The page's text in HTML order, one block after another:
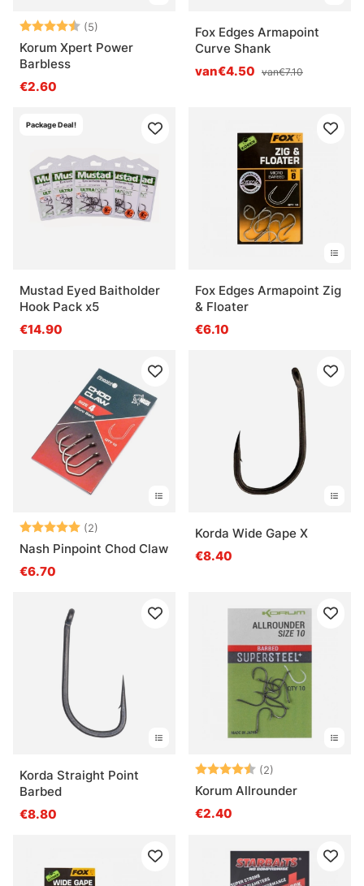
Beoordeling:
(5)
Korum Xpert Power
Barbless
€2.60
Fox Edges Armapoint
Curve Shank
van€4.50 van€7.10
Package Deal!
Mustad Eyed Baitholder
Hook Pack x5
€14.90
Fox Edges Armapoint Zig
& Floater
€6.10
Beoordeling:
(2)
Nash Pinpoint Chod Claw
€6.70
Korda Wide Gape X
€8.40
Korda Straight Point
Barbed
€8.80
Beoordeling:
(2)
Korum Allrounder
€2.40